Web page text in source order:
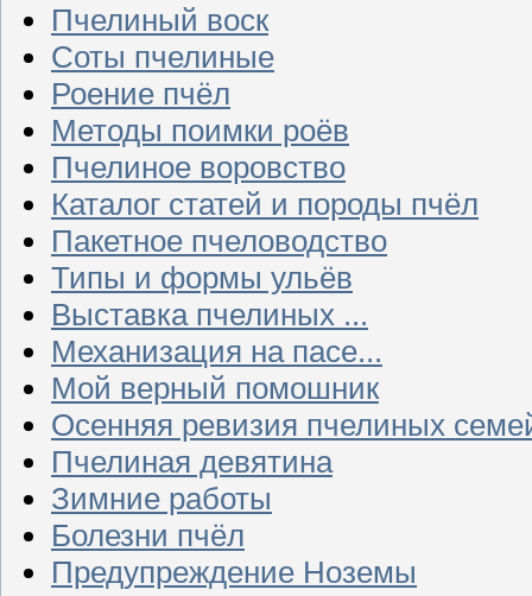
Пчелиный воск
Соты пчелиные
Роение пчёл
Методы поимки роёв
Пчелиное воровство
Каталог статей и породы пчёл
Пакетное пчеловодство
Типы и формы ульёв
Выставка пчелиных ...
Механизация на пасе...
Мой верный помошник
Осенняя ревизия пчелиных
Пчелиная девятина
Зимние работы
Болезни пчёл
Предупреждение Ноземы